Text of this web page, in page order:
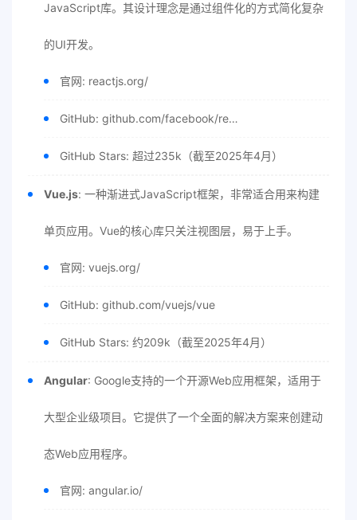
JavaScript库。其设计理念是通过组件化的方式简化复杂
的UI开发。
官网: reactjs.org/
GitHub: github.com/facebook/re…
GitHub Stars: 超过235k（截至2025年4月）
Vue.js: 一种渐进式JavaScript框架，非常适合用来构建
单页应用。Vue的核心库只关注视图层，易于上手。
官网: vuejs.org/
GitHub: github.com/vuejs/vue
GitHub Stars: 约209k（截至2025年4月）
Angular: Google支持的一个开源Web应用框架，适用于
大型企业级项目。它提供了一个全面的解决方案来创建动
态Web应用程序。
官网: angular.io/